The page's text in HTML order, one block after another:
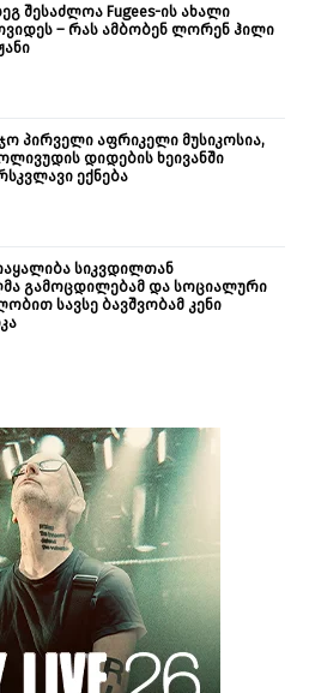
შესაძლოა Fugees-ის ახალი
– რას ამბობენ ლორენ ჰილი
პირველი აფრიკელი მუსიკოსია,
დიდების ხეივანში
ექნება
სიკვდილთან
გამოცდილებამ და სოციალური
სავსე ბავშვობამ კენი